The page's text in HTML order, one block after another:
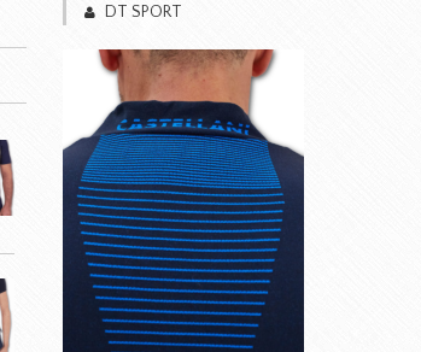
DT SPORT